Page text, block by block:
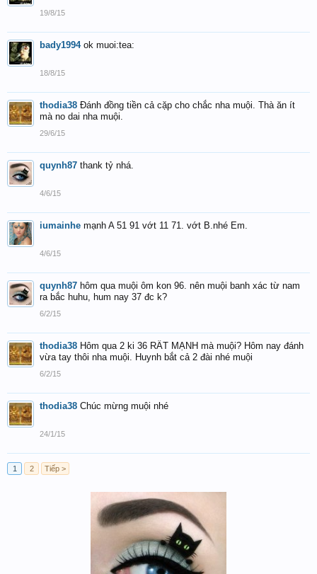
19/8/15
bady1994 ok muoi:tea:
18/8/15
thodia38 Đánh đồng tiền cả cặp cho chắc nha muội. Thà ăn ít
mà no dai nha muội.
29/6/15
quynh87 thank tỷ nhá.
4/6/15
iumainhe mạnh A 51 91 vớt 11 71. vớt B.nhé Em.
4/6/15
quynh87 hôm qua muội ôm kon 96. nên muội banh xác từ nam
ra bắc huhu, hum nay 37 đc k?
6/2/15
thodia38 Hôm qua 2 ki 36 RẤT MẠNH mà muội? Hôm nay đánh
vừa tay thôi nha muội. Huynh bắt cả 2 đài nhé muội
6/2/15
thodia38 Chúc mừng muội nhé
24/1/15
1 2 Tiếp >